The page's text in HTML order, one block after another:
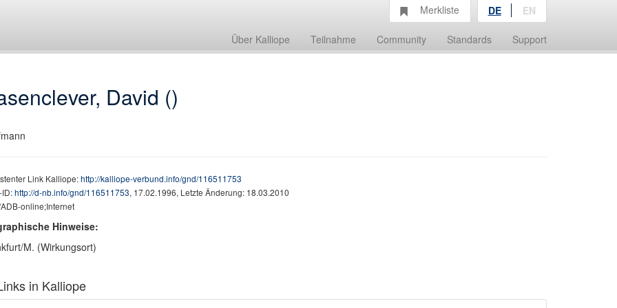
Über Kalliope Teilnahme Community Standards Support
Merkliste DE EN
David ()
Link Kalliope:http://kalliope-verbund.info/gnd/116511753
http://d-nb.info/gnd/116511753, 17.02.1996, Letzte Änderung: 18.03.2010
online;Internet
Hinweise:
M. (Wirkungsort)
in Kalliope